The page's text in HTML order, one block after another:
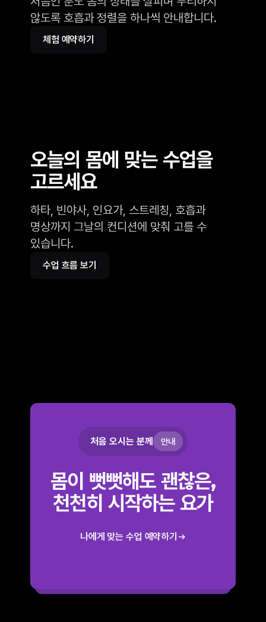
않도록 호흡과 정렬을 하나씩 안내합니다.
체험 예약하기
오늘의 몸에 맞는 수업을
고르세요
하타, 빈야사, 인요가, 스트레칭, 호흡과
명상까지 그날의 컨디션에 맞춰 고를 수
있습니다.
수업 흐름 보기
처음 오시는 분께 안내
몸이 뻣뻣해도 괜찮은,
천천히 시작하는 요가
나에게 맞는 수업 예약하기